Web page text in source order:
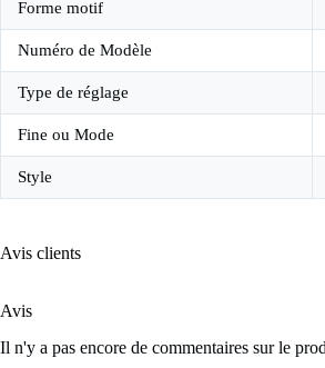
Forme motif
Numéro de Modèle
Type de réglage
Fine ou Mode
Style
Avis clients
Avis
Il n'y a pas encore de commentaires sur le